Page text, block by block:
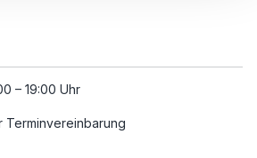
– 19:00 Uhr
Terminvereinbarung